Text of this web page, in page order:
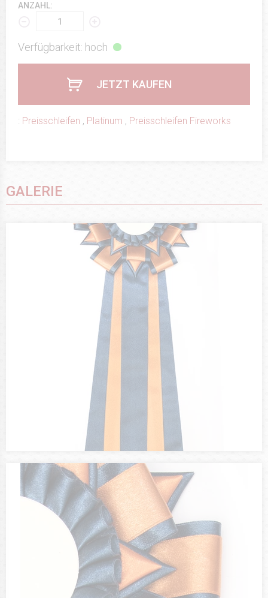
ANZAHL:
Verfügbarkeit: hoch
JETZT KAUFEN
: Preisschleifen , Platinum , Preisschleifen Fireworks
GALERIE